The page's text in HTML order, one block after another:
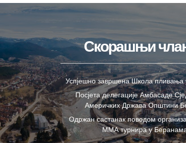
Скорашњи
Успјешно завршена Школа
Посјета делегације Амбасаде
Америчких Држава Општини
Одржан састанак поводом
ММА турнира у